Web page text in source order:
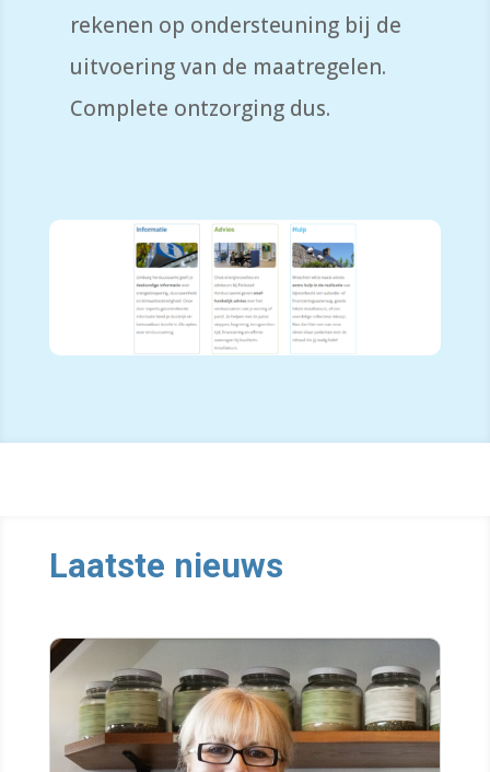
rekenen op ondersteuning bij de
uitvoering van de maatregelen.
Complete ontzorging dus.
Laatste nieuws